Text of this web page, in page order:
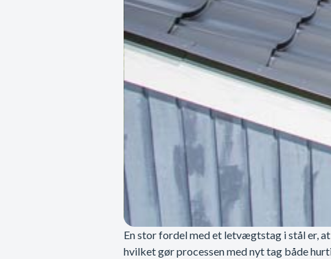
En stor fordel med et letvægtstag i stål er,
hvilket gør processen med nyt tag både